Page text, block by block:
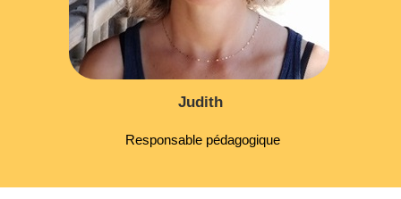
Judith
Responsable pédagogique